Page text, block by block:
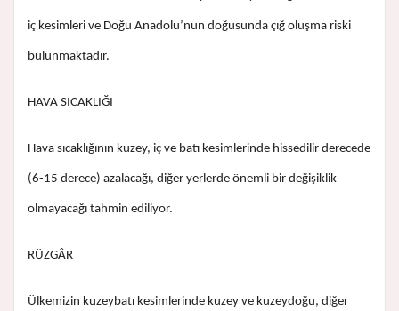
iç kesimleri ve Doğu Anadolu’nun doğusunda çığ oluşma riski
bulunmaktadır.
HAVA SICAKLIĞI
Hava sıcaklığının kuzey, iç ve batı kesimlerinde hissedilir derecede
(6-15 derece) azalacağı, diğer yerlerde önemli bir değişiklik
olmayacağı tahmin ediliyor.
RÜZGÂR
Ülkemizin kuzeybatı kesimlerinde kuzey ve kuzeydoğu, diğer